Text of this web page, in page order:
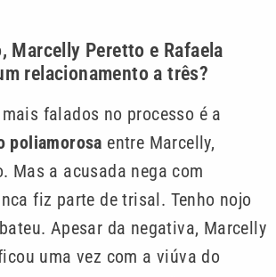
Marcelly Peretto e Rafaela
relacionamento a três?
falados no processo é a
poliamorosa entre Marcelly,
Mas a acusada nega com
fiz parte de trisal. Tenho nojo
Apesar da negativa, Marcelly
uma vez com a viúva do